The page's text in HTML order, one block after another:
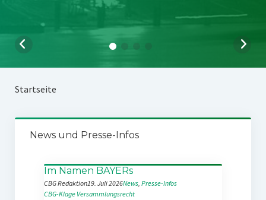
Startseite
News und Presse-Infos
Im Namen BAYERs
CBG Redaktion19. Juli 2026News, Presse-Infos
CBG-Klage Versammlungsrecht